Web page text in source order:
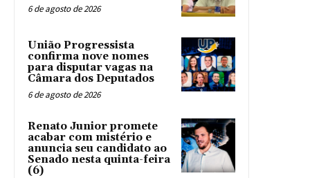
6 de agosto de 2026
União Progressista
confirma nove nomes
para disputar vagas na
Câmara dos Deputados
6 de agosto de 2026
Renato Junior promete
acabar com mistério e
anuncia seu candidato ao
Senado nesta quinta-feira
(6)